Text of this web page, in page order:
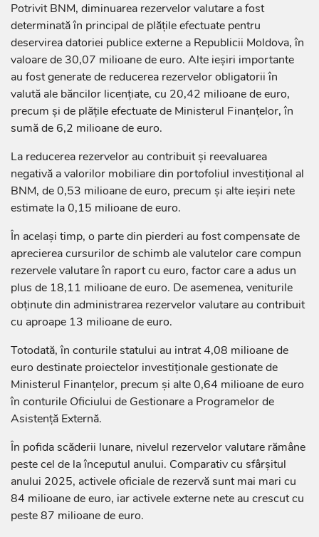
Potrivit BNM, diminuarea rezervelor valutare a fost
determinată în principal de plățile efectuate pentru
deservirea datoriei publice externe a Republicii Moldova, în
valoare de 30,07 milioane de euro. Alte ieșiri importante
au fost generate de reducerea rezervelor obligatorii în
valută ale băncilor licențiate, cu 20,42 milioane de euro,
precum și de plățile efectuate de Ministerul Finanțelor, în
sumă de 6,2 milioane de euro.
La reducerea rezervelor au contribuit și reevaluarea
negativă a valorilor mobiliare din portofoliul investițional al
BNM, de 0,53 milioane de euro, precum și alte ieșiri nete
estimate la 0,15 milioane de euro.
În același timp, o parte din pierderi au fost compensate de
aprecierea cursurilor de schimb ale valutelor care compun
rezervele valutare în raport cu euro, factor care a adus un
plus de 18,11 milioane de euro. De asemenea, veniturile
obținute din administrarea rezervelor valutare au contribuit
cu aproape 13 milioane de euro.
Totodată, în conturile statului au intrat 4,08 milioane de
euro destinate proiectelor investiționale gestionate de
Ministerul Finanțelor, precum și alte 0,64 milioane de euro
în conturile Oficiului de Gestionare a Programelor de
Asistență Externă.
În pofida scăderii lunare, nivelul rezervelor valutare rămâne
peste cel de la începutul anului. Comparativ cu sfârșitul
anului 2025, activele oficiale de rezervă sunt mai mari cu
84 milioane de euro, iar activele externe nete au crescut cu
peste 87 milioane de euro.